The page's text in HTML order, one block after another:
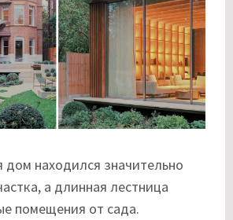
находился значительно
а длинная лестница
помещения от сада.